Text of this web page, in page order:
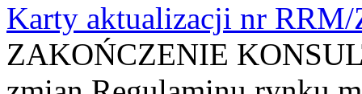
Karty aktualizacji nr
ZAKOŃCZENIE